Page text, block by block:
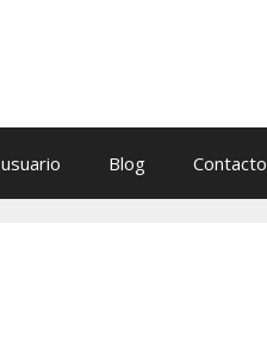
Blog Contacto